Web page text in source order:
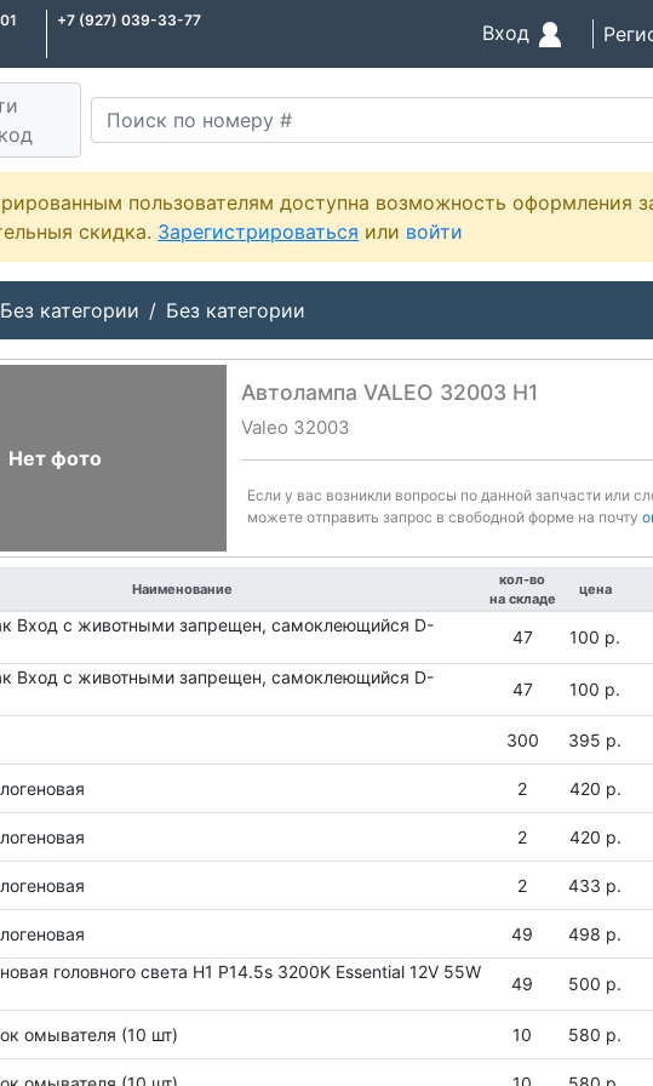
+7 (927) 039-33-77
Вход
пользователям доступна возможность оформления
скидка. Зарегистрироваться или войти
Без категории Без категории
Нет фото
Автолампа VALEO 32003 H1
Valeo 32003
Если у вас возникли вопросы по данной запчасти или
можете отправить запрос в свободной форме на почту
Наименование
кол-во
на складе
цена
Вход с животными запрещен, самоклеющийся D-
47 100 р.
Вход с животными запрещен, самоклеющийся D-
47 100 р.
300 395 р.
2 420 р.
2 420 р.
2 433 р.
49 498 р.
головного света H1 P14.5s 3200K Essential 12V 55W
49 500 р.
омывателя (10 шт) 10 580 р.